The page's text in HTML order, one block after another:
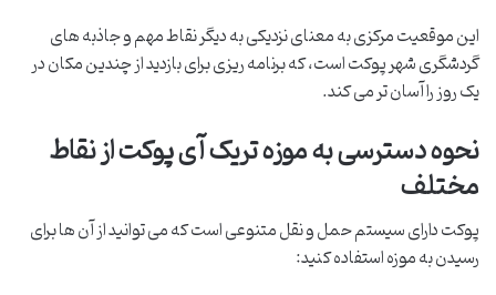
این موقعیت مرکزی به معنای نزدیکی به دیگر نقاط مهم و جاذبه های
گردشگری شهر پوکت است، که برنامه ریزی برای بازدید از چندین مکان در
یک روز را آسان تر می کند.
نحوه دسترسی به موزه تریک آی پوکت از نقاط
مختلف
پوکت دارای سیستم حمل و نقل متنوعی است که می توانید از آن ها برای
رسیدن به موزه استفاده کنید: